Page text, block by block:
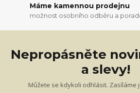
Máme kamennou prodejnu
možnost osobního odběru a
Nepropásněte
a slevy!
Můžete se kdykoli odhlásit. Zasíláme